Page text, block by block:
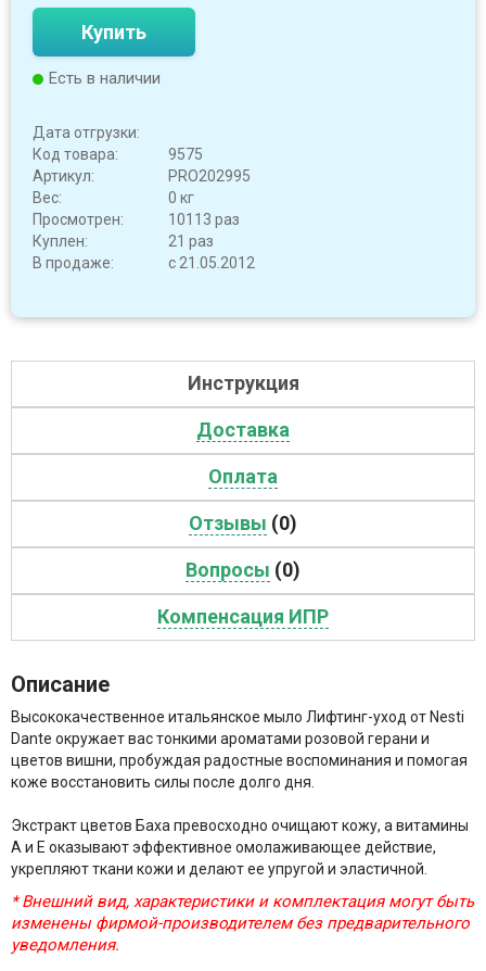
Купить
Есть в наличии
Дата отгрузки:
Код товара:
9575
Артикул:
PRO202995
Вес:
0 кг
Просмотрен:
10113 раз
Куплен:
21 раз
В продаже:
с 21.05.2012
Инструкция
Доставка
Оплата
Отзывы (0)
Вопросы (0)
Компенсация ИПР
Описание
Высококачественное итальянское мыло Лифтинг-уход от Nesti
Dante окружает вас тонкими ароматами розовой герани и
цветов вишни, пробуждая радостные воспоминания и помогая
коже восстановить силы после долго дня.
Экстракт цветов Баха превосходно очищают кожу, а витамины
A и E оказывают эффективное омолаживающее действие,
укрепляют ткани кожи и делают ее упругой и эластичной.
* Внешний вид, характеристики и комплектация могут быть
изменены фирмой-производителем без предварительного
уведомления.